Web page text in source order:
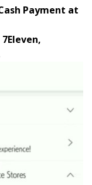
Payment at